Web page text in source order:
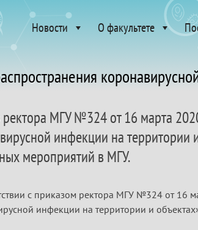
Новости О факультете
МГУ №324 от 16 марта
инфекции на территории
мероприятий в МГУ.
с приказом ректора МГУ №324 от 16
инфекции на территории и